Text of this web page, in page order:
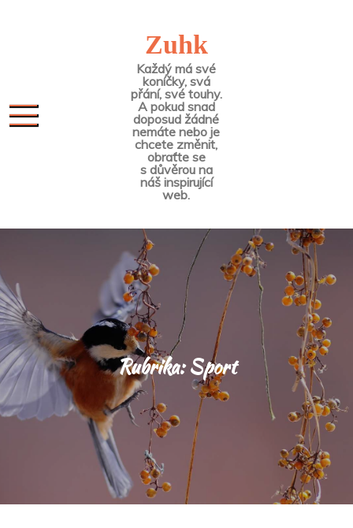
Zuhk
Každý má své
koníčky, svá
přání, své touhy.
A pokud snad
doposud žádné
nemáte nebo je
chcete změnit,
obraťte se
s důvěrou na
náš inspirující
web.
Rubrika:Sport